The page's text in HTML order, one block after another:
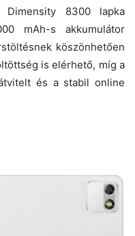
Dimensity 8300 lapka
mAh-s akkumulátor
köszönhetően
is elérhető, míg a
és a stabil online